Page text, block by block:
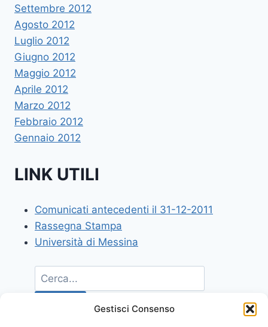
Gestisci Consenso
Settembre 2012
Agosto 2012
Luglio 2012
Giugno 2012
Maggio 2012
Aprile 2012
Marzo 2012
Febbraio 2012
Gennaio 2012
LINK UTILI
Comunicati antecedenti il 31-12-2011
Rassegna Stampa
Università di Messina